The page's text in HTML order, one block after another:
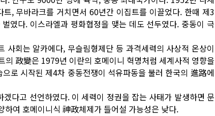
, 무바라크를 거치면서 60년간 이집트를 이끌었다. 한때 제3
였다. 이스라엘과 평화협정을 맺는 데도 선두였다. 중동이 극
회는 알카에다, 무슬림형제단 등 과격세력의 사상적 온상이
政變은 1979년 이란의 호메이니 혁명처럼 세계사적 영향을
로 시작된 제4차 중동전쟁이 석유파동을 불러 한국의 進路에
다고 선언하였다. 이 세력이 정권을 잡는 사태가 발생하면 문
여 호메이니식 神政체제가 들어설 가능성은 낮다.